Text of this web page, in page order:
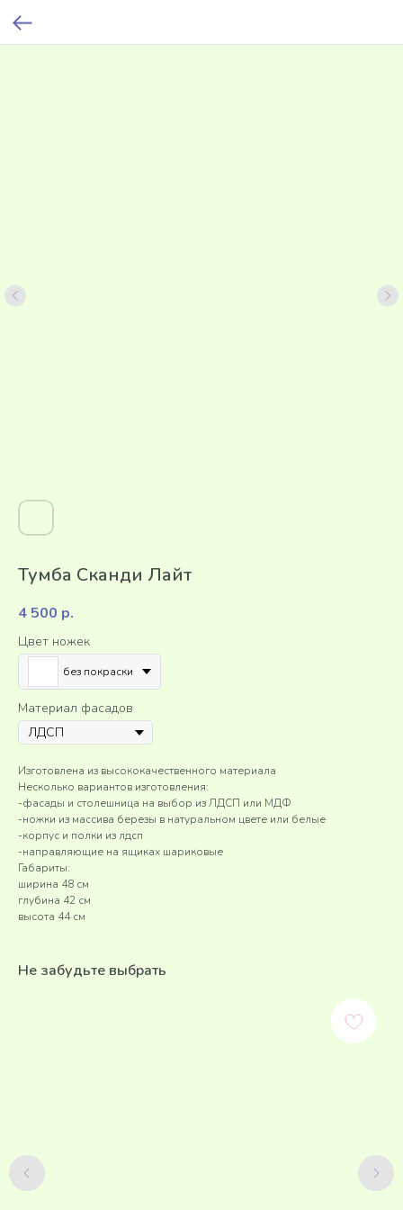
Тумба Сканди Лайт
4 500 р.
Цвет ножек
без покраски
Материал фасадов
Изготовлена из высококачественного материала
Несколько вариантов изготовления:
-фасады и столешница на выбор из ЛДСП или МДФ
-ножки из массива березы в натуральном цвете или белые
-корпус и полки из лдсп
-направляющие на ящиках шариковые
Габариты:
ширина 48 см
глубина 42 см
высота 44 см
Не забудьте выбрать